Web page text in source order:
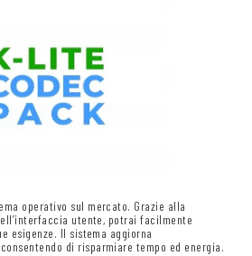
operativo sul mercato. Grazie alla
utente, potrai facilmente
esigenze. Il sistema aggiorna
di risparmiare tempo ed energia.